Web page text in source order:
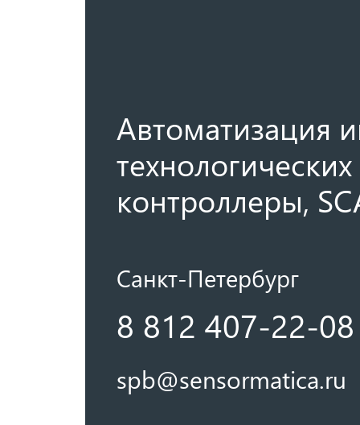
Автоматизация
контроллеры,
Санкт-Петербург
8 812 407-22-08
spb@sensormatica.ru